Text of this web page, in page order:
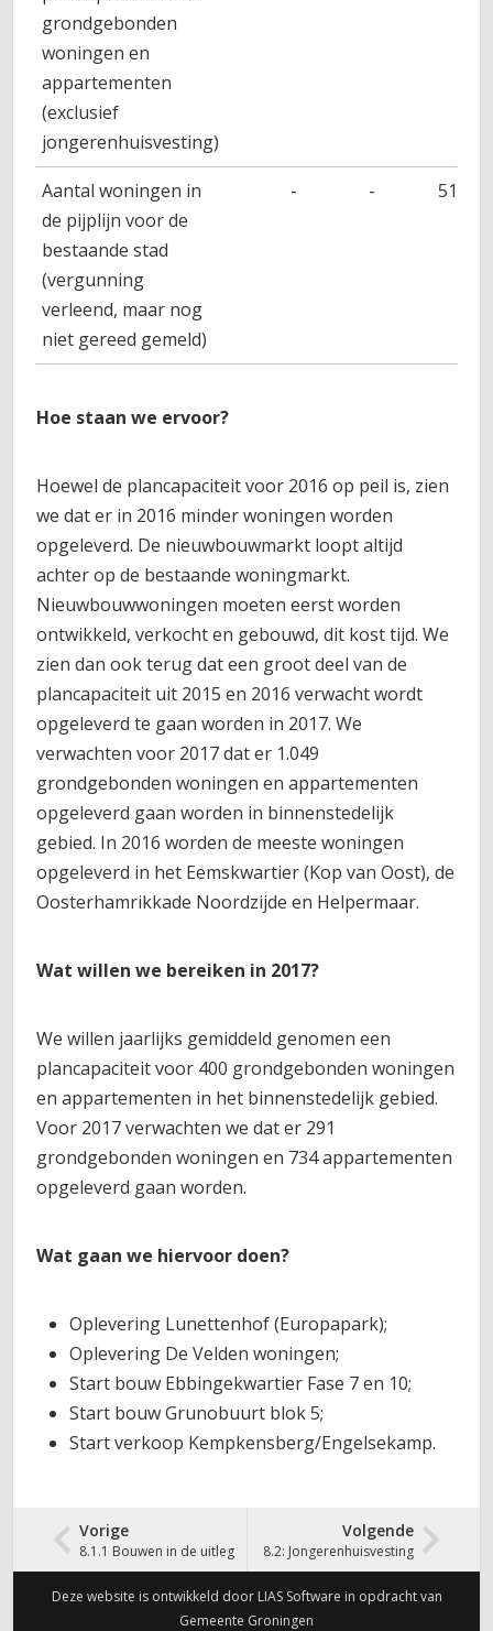
grondgebonden
woningen en
appartementen
(exclusief
jongerenhuisvesting)
Aantal woningen in
de pijplijn voor de
bestaande stad
(vergunning
verleend, maar nog
niet gereed gemeld)
- - 512
Hoe staan we ervoor?
Hoewel de plancapaciteit voor 2016 op peil is, zien
we dat er in 2016 minder woningen worden
opgeleverd. De nieuwbouwmarkt loopt altijd
achter op de bestaande woningmarkt.
Nieuwbouwwoningen moeten eerst worden
ontwikkeld, verkocht en gebouwd, dit kost tijd. We
zien dan ook terug dat een groot deel van de
plancapaciteit uit 2015 en 2016 verwacht wordt
opgeleverd te gaan worden in 2017. We
verwachten voor 2017 dat er 1.049
grondgebonden woningen en appartementen
opgeleverd gaan worden in binnenstedelijk
gebied. In 2016 worden de meeste woningen
opgeleverd in het Eemskwartier (Kop van Oost), de
Oosterhamrikkade Noordzijde en Helpermaar.
Wat willen we bereiken in 2017?
We willen jaarlijks gemiddeld genomen een
plancapaciteit voor 400 grondgebonden woningen
en appartementen in het binnenstedelijk gebied.
Voor 2017 verwachten we dat er 291
grondgebonden woningen en 734 appartementen
opgeleverd gaan worden.
Wat gaan we hiervoor doen?
Oplevering Lunettenhof (Europapark);
Oplevering De Velden woningen;
Start bouw Ebbingekwartier Fase 7 en 10;
Start bouw Grunobuurt blok 5;
Start verkoop Kempkensberg/Engelsekamp.
Vorige
8.1.1 Bouwen in de uitleg
Volgende
8.2: Jongerenhuisvesting
Deze website is ontwikkeld door LIAS Software in opdracht van
Gemeente Groningen